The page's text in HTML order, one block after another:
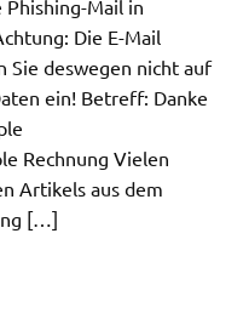
Mail in
Die E-Mail
Sie deswegen nicht auf
ein! Betreff: Danke
Rechnung Vielen
Artikels aus dem
[…]